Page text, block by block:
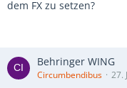
dem FX zu setzen?
Behringer WING
Circumbendibus 27.